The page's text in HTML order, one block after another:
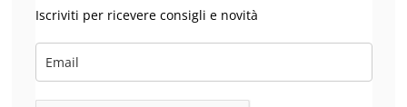
Iscriviti per ricevere consigli e novità